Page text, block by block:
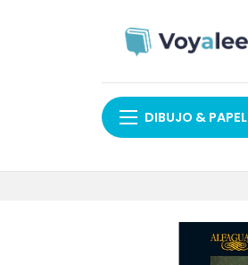
DIBUJO &